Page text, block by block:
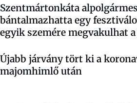
Szentmártonkáta
bántalmazhatta egy
egyik szemére megvakulhat
Újabb járvány tört ki a
majomhimlő után